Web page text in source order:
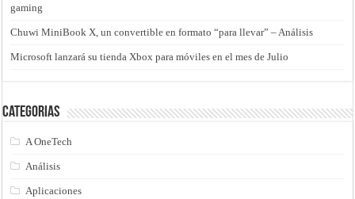
gaming
Chuwi MiniBook X, un convertible en formato “para llevar” – Análisis
Microsoft lanzará su tienda Xbox para móviles en el mes de Julio
Categorias
A OneTech
Análisis
Aplicaciones